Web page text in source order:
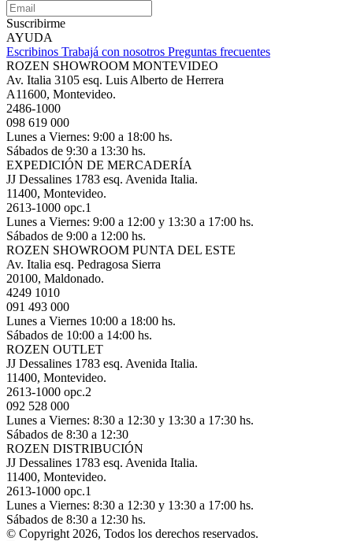
Suscribirme
AYUDA
Escribinos Trabajá con nosotros Preguntas frecuentes
ROZEN SHOWROOM MONTEVIDEO
Av. Italia 3105 esq. Luis Alberto de Herrera
A11600, Montevideo.
2486-1000
098 619 000
Lunes a Viernes: 9:00 a 18:00 hs.
Sábados de 9:30 a 13:30 hs.
EXPEDICIÓN DE MERCADERÍA
JJ Dessalines 1783 esq. Avenida Italia.
11400, Montevideo.
2613-1000 opc.1
Lunes a Viernes: 9:00 a 12:00 y 13:30 a 17:00 hs.
Sábados de 9:00 a 12:00 hs.
ROZEN SHOWROOM PUNTA DEL ESTE
Av. Italia esq. Pedragosa Sierra
20100, Maldonado.
4249 1010
091 493 000
Lunes a Viernes 10:00 a 18:00 hs.
Sábados de 10:00 a 14:00 hs.
ROZEN OUTLET
JJ Dessalines 1783 esq. Avenida Italia.
11400, Montevideo.
2613-1000 opc.2
092 528 000
Lunes a Viernes: 8:30 a 12:30 y 13:30 a 17:30 hs.
Sábados de 8:30 a 12:30
ROZEN DISTRIBUCIÓN
JJ Dessalines 1783 esq. Avenida Italia.
11400, Montevideo.
2613-1000 opc.1
Lunes a Viernes: 8:30 a 12:30 y 13:30 a 17:00 hs.
Sábados de 8:30 a 12:30 hs.
© Copyright 2026, Todos los derechos reservados.